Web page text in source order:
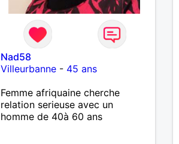
Nad58
Villeurbanne- 45 ans
Femme afriquaine cherche
relation serieuse avec un
homme de 40à 60 ans